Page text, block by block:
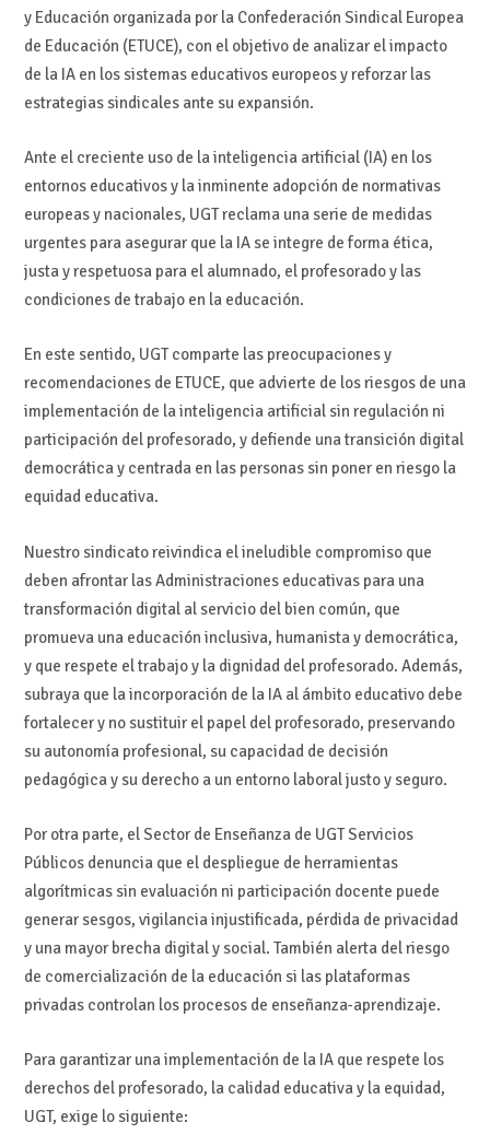
y Educación organizada por la Confederación Sindical Europea
de Educación (ETUCE), con el objetivo de analizar el impacto
de la IA en los sistemas educativos europeos y reforzar las
estrategias sindicales ante su expansión.
Ante el creciente uso de la inteligencia artificial (IA) en los
entornos educativos y la inminente adopción de normativas
europeas y nacionales, UGT reclama una serie de medidas
urgentes para asegurar que la IA se integre de forma ética,
justa y respetuosa para el alumnado, el profesorado y las
condiciones de trabajo en la educación.
En este sentido, UGT comparte las preocupaciones y
recomendaciones de ETUCE, que advierte de los riesgos de una
implementación de la inteligencia artificial sin regulación ni
participación del profesorado, y defiende una transición digital
democrática y centrada en las personas sin poner en riesgo la
equidad educativa.
Nuestro sindicato reivindica el ineludible compromiso que
deben afrontar las Administraciones educativas para una
transformación digital al servicio del bien común, que
promueva una educación inclusiva, humanista y democrática,
y que respete el trabajo y la dignidad del profesorado. Además,
subraya que la incorporación de la IA al ámbito educativo debe
fortalecer y no sustituir el papel del profesorado, preservando
su autonomía profesional, su capacidad de decisión
pedagógica y su derecho a un entorno laboral justo y seguro.
Por otra parte, el Sector de Enseñanza de UGT Servicios
Públicos denuncia que el despliegue de herramientas
algorítmicas sin evaluación ni participación docente puede
generar sesgos, vigilancia injustificada, pérdida de privacidad
y una mayor brecha digital y social. También alerta del riesgo
de comercialización de la educación si las plataformas
privadas controlan los procesos de enseñanza-aprendizaje.
Para garantizar una implementación de la IA que respete los
derechos del profesorado, la calidad educativa y la equidad,
UGT, exige lo siguiente: